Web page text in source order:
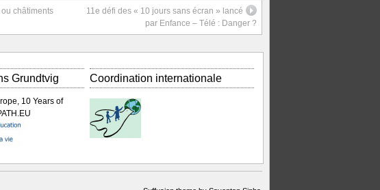
châtiments
11e défi des « 10 jours sans écran » lancé
par Enfance – Télé : Danger ?
Grundtvig
10 Years of
Coordination internationale